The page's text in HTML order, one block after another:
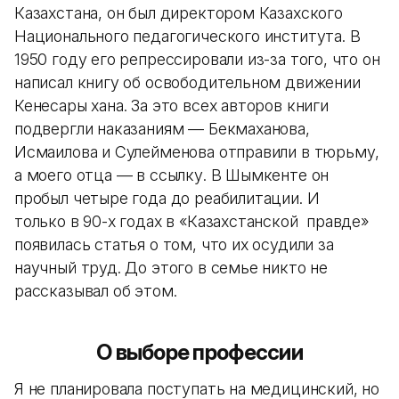
Казахстана, он был директором Казахского
Национального педагогического института. В
1950 году его репрессировали из-за того, что он
написал книгу об освободительном движении
Кенесары хана. За это всех авторов книги
подвергли наказаниям — Бекмаханова,
Исмаилова и Сулейменова отправили в тюрьму,
а моего отца — в ссылку. В Шымкенте он
пробыл четыре года до реабилитации. И
только в 90-х годах в «Казахстанской правде»
появилась статья о том, что их осудили за
научный труд. До этого в семье никто не
рассказывал об этом.
О выборе профессии
Я не планировала поступать на медицинский, но